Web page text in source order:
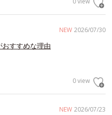
NEW 2026/07/30
すすめな理由
0 view
NEW 2026/07/23